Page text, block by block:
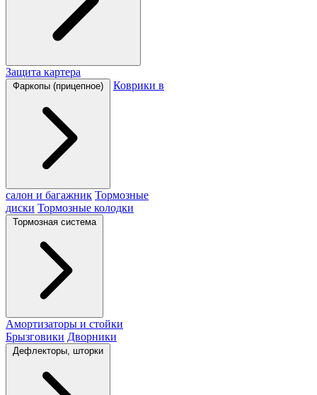
Защита картера
Фаркопы (прицепное) Коврики в
салон и багажник Тормозные
диски Тормозные колодки
Тормозная система
Амортизаторы и стойки
Брызговики Дворники
Дефлекторы, шторки